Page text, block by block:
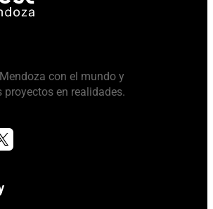
con el mundo y
en realidades.
X